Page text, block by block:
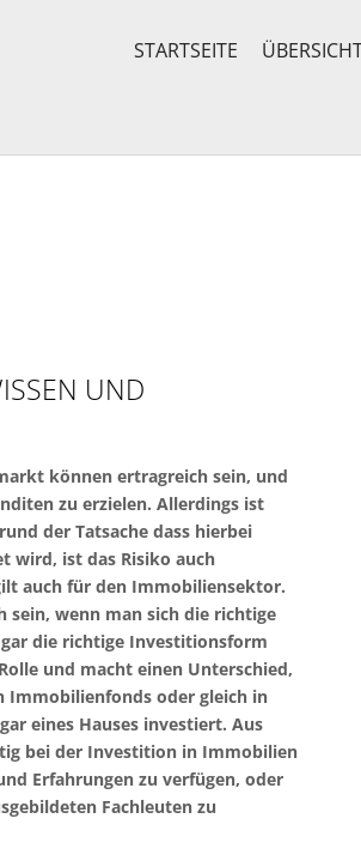
STARTSEITE
UND
können ertragreich sein, und
zu erzielen. Allerdings ist
der Tatsache dass hierbei
wird, ist das Risiko auch
auch für den Immobiliensektor.
wenn man sich die richtige
die richtige Investitionsform
und macht einen Unterschied,
Immobilienfonds oder gleich in
eines Hauses investiert. Aus
bei der Investition in Immobilien
Erfahrungen zu verfügen, oder
Fachleuten zu